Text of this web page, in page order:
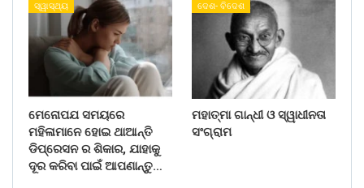
ସ୍ୱାସ୍ଥ୍ୟ
ମେନୋପଯ ସମୟରେ
ମହିଳାମାନେ ହୋଇ ଥାଆନ୍ତି
ଡିପ୍ରେସନ ର ଶିକାର, ଯାହାକୁ
ଦୂର କରିବା ପାଇଁ ଆପଣାନ୍ତୁ…
ଦେଶ- ବିଦେଶ
ମହାତ୍ମା ଗାନ୍ଧୀ ଓ ସ୍ୱାଧୀନତା
ସଂଗ୍ରାମ